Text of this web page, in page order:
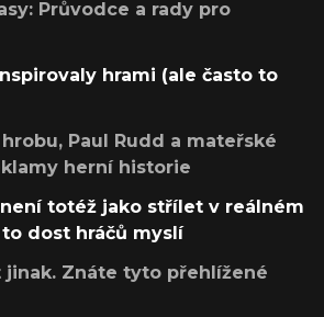
Průvodce a rady pro
hrami (ale často to
Paul Rudd a mateřské
herní historie
totéž jako střílet v reálném
dost hráčů myslí
jinak. Znáte tyto přehlížené